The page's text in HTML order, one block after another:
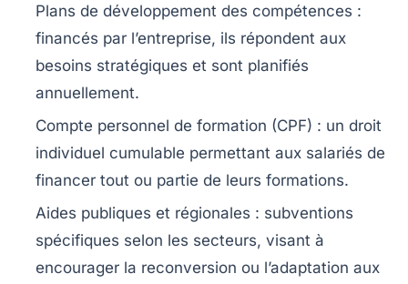
Plans de développement des compétences :
financés par l’entreprise, ils répondent aux
besoins stratégiques et sont planifiés
annuellement.
Compte personnel de formation (CPF) : un droit
individuel cumulable permettant aux salariés de
financer tout ou partie de leurs formations.
Aides publiques et régionales : subventions
spécifiques selon les secteurs, visant à
encourager la reconversion ou l’adaptation aux